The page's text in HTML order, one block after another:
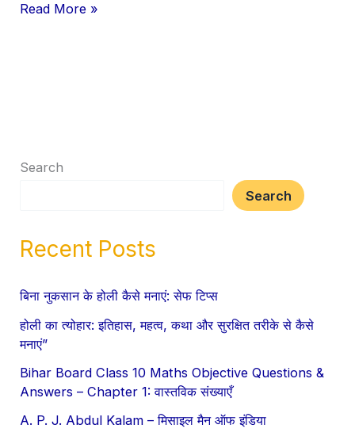
कैसे
Read More »
Search
Search
Recent Posts
बिना नुकसान के होली कैसे मनाएं: सेफ टिप्स
होली का त्योहार: इतिहास, महत्व, कथा और सुरक्षित तरीके से कैसे
मनाएं”
Bihar Board Class 10 Maths Objective Questions &
Answers – Chapter 1: वास्तविक संख्याएँ
A. P. J. Abdul Kalam – मिसाइल मैन ऑफ इंडिया